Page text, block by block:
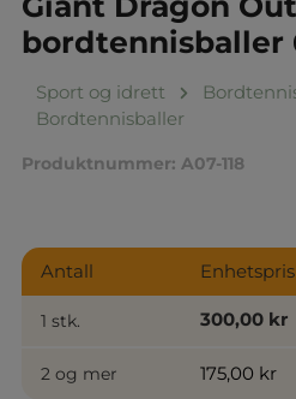
bordtennisballer
Sport og idrett
Bordtennisballer
Produktnummer: A07-118
Antall
1 stk. 300,00 kr
2 og mer 175,00 kr